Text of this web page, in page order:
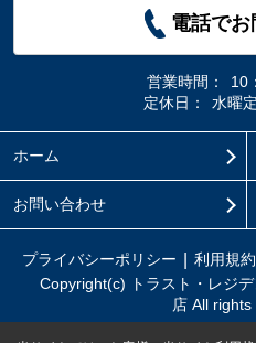
電話で
営業時間：
10
定休日：
水曜
ホーム
お問い合わせ
プライバシーポリシー 利用規約
Copyright(c) トラスト・レ
店 All rights